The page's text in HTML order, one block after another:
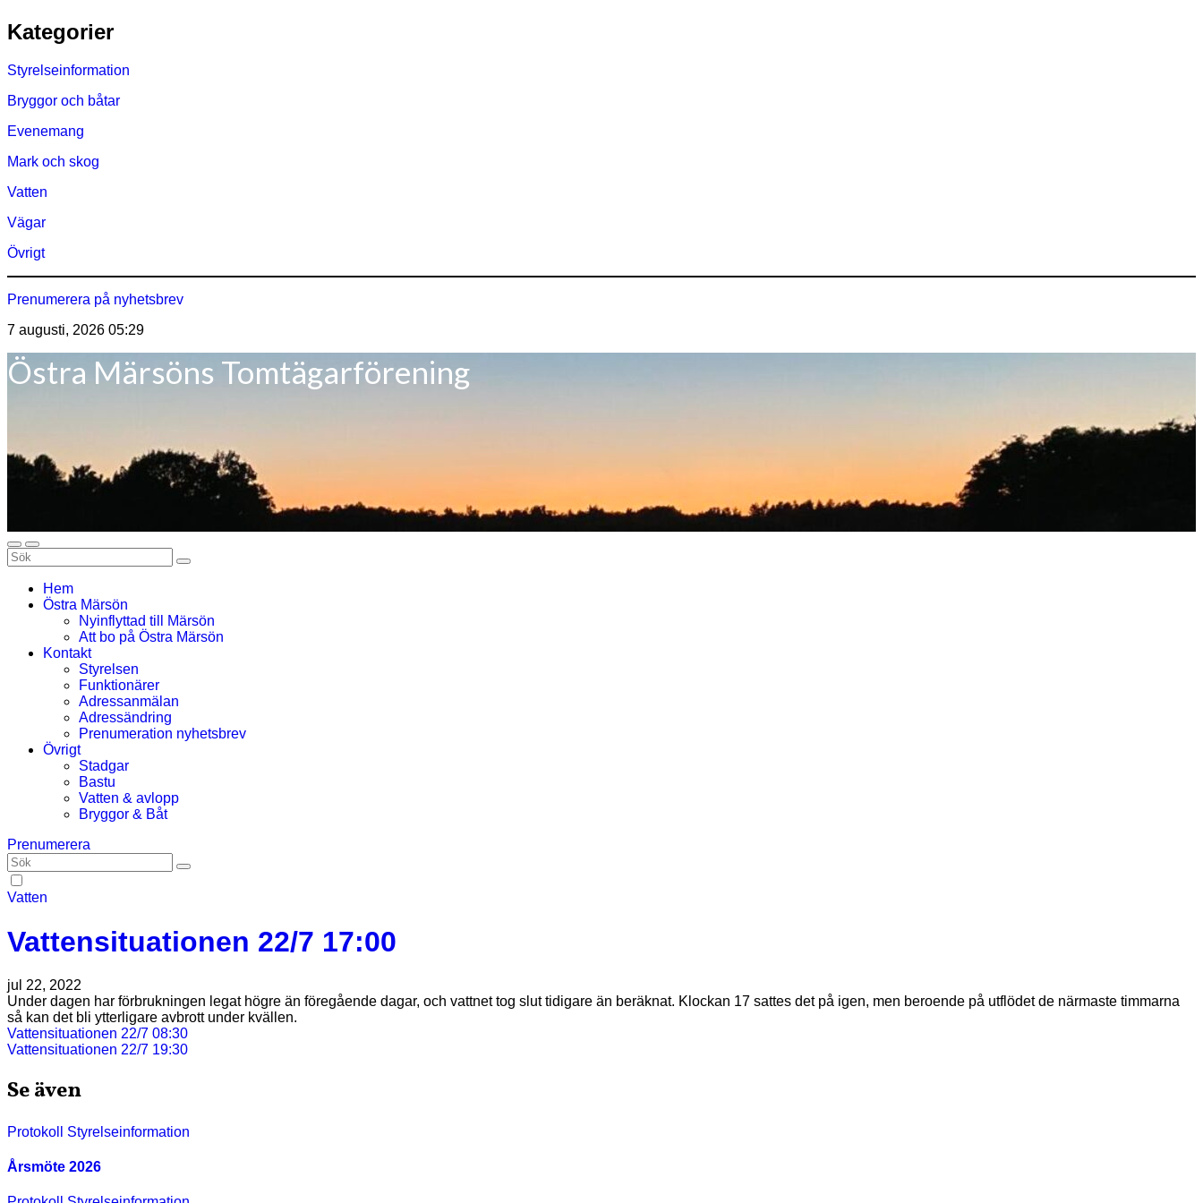
Hoppa
till
Kategorier
Styrelseinformation
Bryggor och båtar
Evenemang
Mark och skog
Vatten
Vägar
Övrigt
Prenumerera på nyhetsbrev
7 augusti, 2026 05:29
Östra Märsöns Tomtägarförening
Hem
Östra Märsön
Nyinflyttad till Märsön
Att bo på Östra Märsön
Kontakt
Styrelsen
Funktionärer
Adressanmälan
Adressändring
Prenumeration nyhetsbrev
Övrigt
Stadgar
Bastu
Vatten & avlopp
Bryggor & Båt
Prenumerera
Vatten
Vattensituationen 22/7 17:00
jul 22, 2022
Under dagen har förbrukningen legat högre än föregående dagar, och vattnet tog slut tidigare än beräknat. Klockan 17 sattes det på igen, men beroende på utflödet de närmaste timmarna
så kan det bli ytterligare avbrott under kvällen.
Inläggsnavigering
Vattensituationen 22/7 08:30
Vattensituationen 22/7 19:30
Se även
Protokoll Styrelseinformation
Årsmöte 2026